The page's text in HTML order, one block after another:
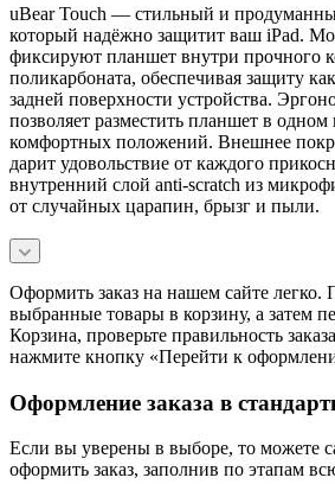
uBear Touch — стильный и
который надёжно защитит ваш iPad.
фиксируют планшет внутри прочного
поликарбоната, обеспечивая защиту
задней поверхности устройства.
позволяет разместить планшет в одном
комфортных положений. Внешнее
дарит удовольствие от каждого
внутренний слой anti-scratch из
от случайных царапин, брызг и пыли.
Оформить заказ на нашем сайте легко.
выбранные товары в корзину, а затем
Корзина, проверьте правильность
нажмите кнопку «Перейти к
Оформление заказа в
Если вы уверены в выборе, то можете
оформить заказ, заполнив по этапам